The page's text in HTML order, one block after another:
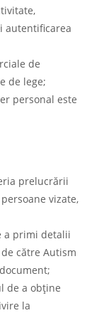
autentificarea
de
de lege;
personal este
prelucrării
vizate,
a primi detalii
către Autism
de a obține
la